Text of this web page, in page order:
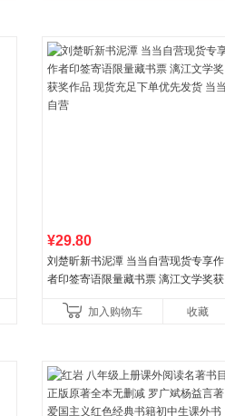
¥29.80
刘楚昕新书泥潭 当当自营现货专享作
者印签寄语限量藏书票 漓江文学奖获
加入购物车 收藏